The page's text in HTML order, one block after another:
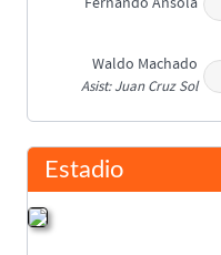
Fernando Ansola
Waldo Machado
Asist: Juan Cruz Sol
Descanso
Estadio